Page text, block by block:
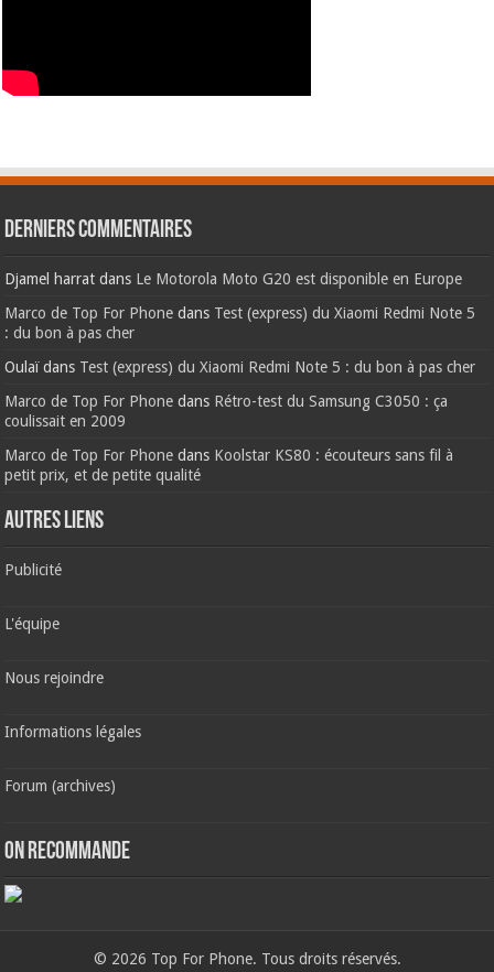
Derniers commentaires
Djamel harrat dans Le Motorola Moto G20 est disponible en Europe
Marco de Top For Phone dans Test (express) du Xiaomi Redmi Note 5
: du bon à pas cher
Oulaïdans Test (express) du Xiaomi Redmi Note 5 : du bon à pas cher
Marco de Top For Phone dans Rétro-test du Samsung C3050 : ça
coulissait en 2009
Marco de Top For Phone dans Koolstar KS80 : écouteurs sans fil à
petit prix, et de petite qualité
AUTRES LIENS
Publicité
L'équipe
Nous rejoindre
Informations légales
Forum (archives)
ON RECOMMANDE
© 2026 Top For Phone. Tous droits réservés.